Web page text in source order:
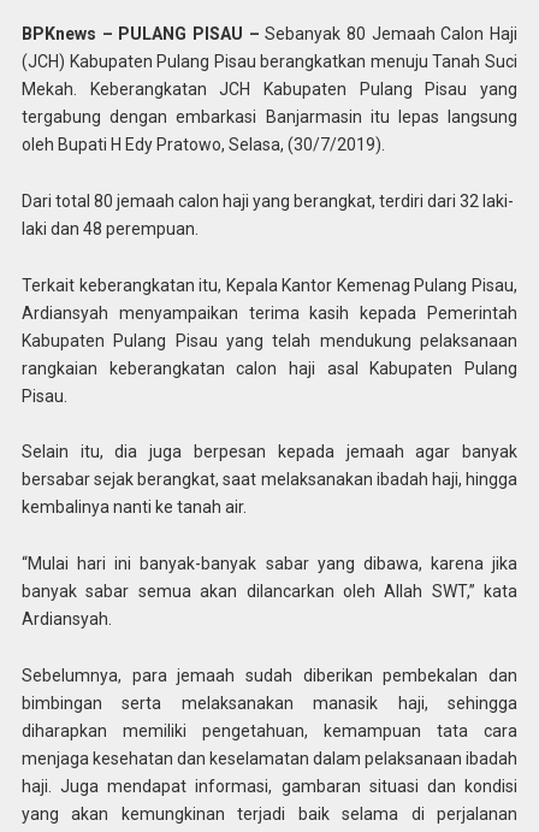
BPKnews – PULANG PISAU – Sebanyak 80 Jemaah Calon Haji
(JCH) Kabupaten Pulang Pisau berangkatkan menuju Tanah Suci
Mekah. Keberangkatan JCH Kabupaten Pulang Pisau yang
tergabung dengan embarkasi Banjarmasin itu lepas langsung
oleh Bupati H Edy Pratowo, Selasa, (30/7/2019).
Dari total 80 jemaah calon haji yang berangkat, terdiri dari 32 laki-
laki dan 48 perempuan.
Terkait keberangkatan itu, Kepala Kantor Kemenag Pulang Pisau,
Ardiansyah menyampaikan terima kasih kepada Pemerintah
Kabupaten Pulang Pisau yang telah mendukung pelaksanaan
rangkaian keberangkatan calon haji asal Kabupaten Pulang
Pisau.
Selain itu, dia juga berpesan kepada jemaah agar banyak
bersabar sejak berangkat, saat melaksanakan ibadah haji, hingga
kembalinya nanti ke tanah air.
“Mulai hari ini banyak-banyak sabar yang dibawa, karena jika
banyak sabar semua akan dilancarkan oleh Allah SWT,” kata
Ardiansyah.
Sebelumnya, para jemaah sudah diberikan pembekalan dan
bimbingan serta melaksanakan manasik haji, sehingga
diharapkan memiliki pengetahuan, kemampuan tata cara
menjaga kesehatan dan keselamatan dalam pelaksanaan ibadah
haji. Juga mendapat informasi, gambaran situasi dan kondisi
yang akan kemungkinan terjadi baik selama di perjalanan